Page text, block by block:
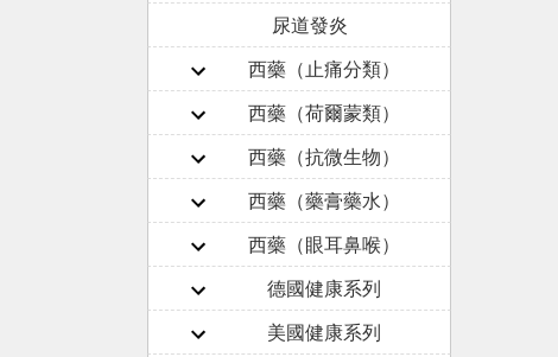
尿道發炎
西藥（止痛分類）
西藥（荷爾蒙類）
西藥（抗微生物）
西藥（藥膏藥水）
西藥（眼耳鼻喉）
德國健康系列
美國健康系列